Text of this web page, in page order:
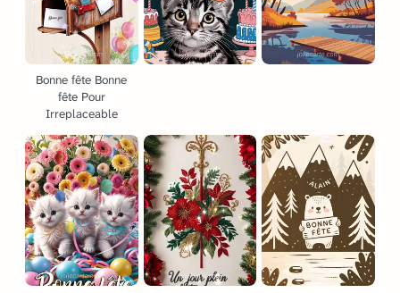
Bonne fête Bonne
fête Pour
Irreplaceable